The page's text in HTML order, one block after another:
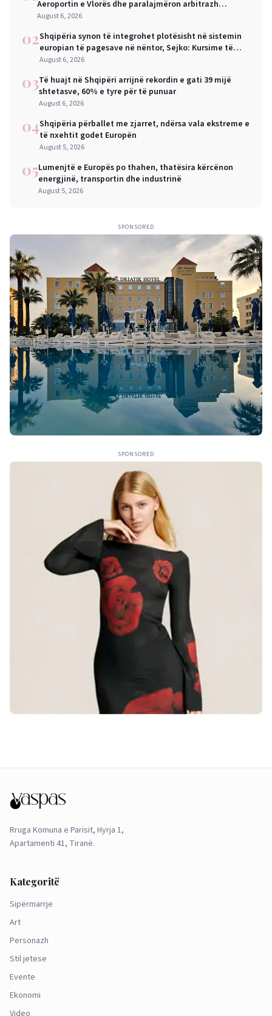
Aeroportin e Vlorës dhe paralajmëron arbitrazh
ndërkombëtar
August 6, 2026
02Shqipëria synon të integrohet plotësisht në sistemin
europian të pagesave në nëntor, Sejko: Kursime të
mëdha për qytetarët dhe bizneset
August 6, 2026
03Të huajt në Shqipëri arrijnë rekordin e gati 39 mijë
shtetasve, 60% e tyre për të punuar
August 6, 2026
04Shqipëria përballet me zjarret, ndërsa vala ekstreme e
të nxehtit godet Europën
August 5, 2026
05Lumenjtë e Europës po thahen, thatësira kërcënon
energjinë, transportin dhe industrinë
August 5, 2026
SPONSORED
SPONSORED
Rruga Komuna e Parisit, Hyrja 1,
Apartamenti 41, Tiranë.
Kategoritë
Sipërmarrje
Art
Personazh
Stil jetese
Evente
Ekonomi
Video